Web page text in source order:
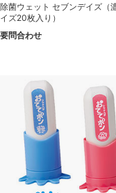
除菌ウェット セブンデイズ（
イズ20枚入り）
要問合わせ